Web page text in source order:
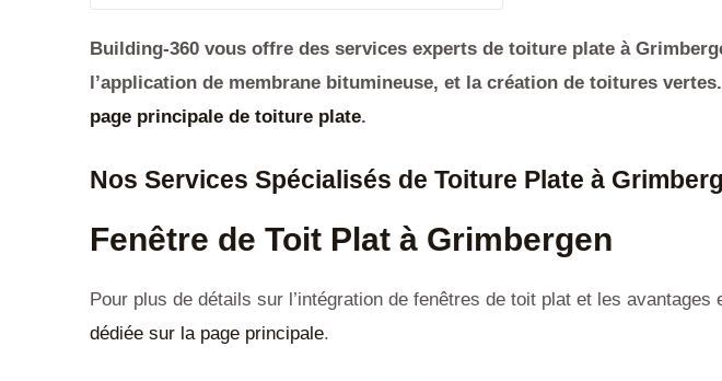
Building-360 vous offre des services experts de toiture plate à
l’application de membrane bitumineuse, et la création de toitures
page principale de toiture plate.
Nos Services Spécialisés de Toiture Plate à
Fenêtre de Toit Plat à Grimbergen
Pour plus de détails sur l’intégration de fenêtres de toit plat et les
dédiée sur la page principale.